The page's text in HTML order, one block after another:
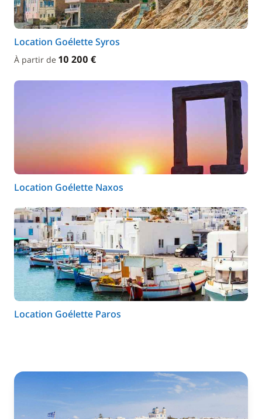
Location Goélette Syros
À partir de 10 200 €
Location Goélette Naxos
Location Goélette Paros